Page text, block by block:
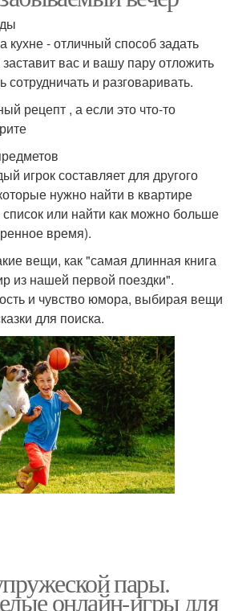
кухне - отличный способ задать
вас и вашу пару отложить
и разговаривать.
рецепт , а если это что-то
игрок составляет для другого
нужно найти в квартире
список или найти как можно больше
время).
вещи, как "самая длинная книга
из нашей первой поездки".
и чувство юмора, выбирая вещи
для поиска.
пары.
онлайн-игры для